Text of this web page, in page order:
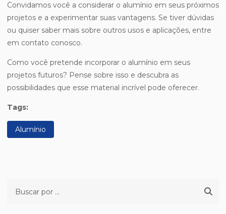
Convidamos você a considerar o alumínio em seus próximos
projetos e a experimentar suas vantagens. Se tiver dúvidas
ou quiser saber mais sobre outros usos e aplicações, entre
em contato conosco.
Como você pretende incorporar o alumínio em seus
projetos futuros? Pense sobre isso e descubra as
possibilidades que esse material incrível pode oferecer.
Tags:
Alumínio